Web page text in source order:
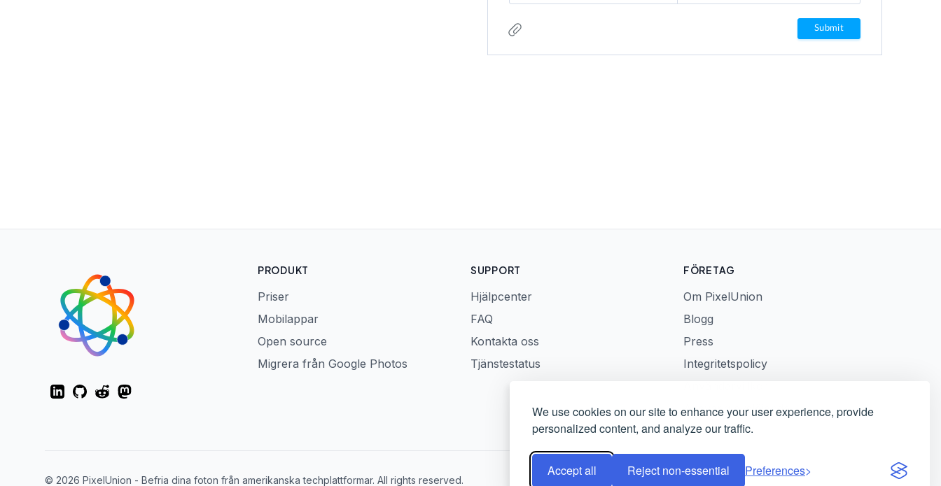
We use cookies on our site to enhance your user experience, provide
personalized content, and analyze our traffic.
Accept all Reject non-essential Preferences
LinkedInGitHubRedditMastodon
PRODUKT
Priser
Mobilappar
Open source
Migrera från Google Photos
SUPPORT
Hjälpcenter
FAQ
Kontakta oss
Tjänstestatus
FÖRETAG
Om PixelUnion
Blogg
Press
Integritetspolicy
Ansvarig avslöjande
© 2026 PixelUnion - Befria dina foton från amerikanska techplattformar. All rights reserved.